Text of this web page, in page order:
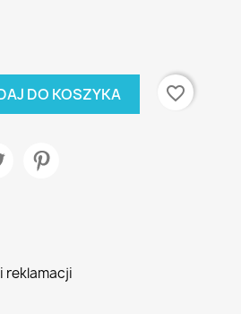
DO KOSZYKA favorite_border
reklamacji